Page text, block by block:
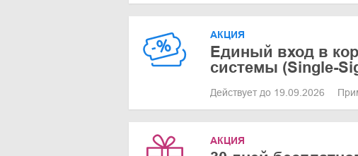
АКЦИЯ
Единый вход в
системы (Single-
Действует до 19.09.2026
АКЦИЯ